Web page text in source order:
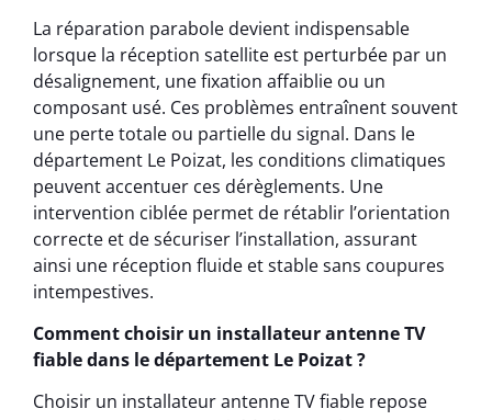
La réparation parabole devient indispensable
lorsque la réception satellite est perturbée par un
désalignement, une fixation affaiblie ou un
composant usé. Ces problèmes entraînent souvent
une perte totale ou partielle du signal. Dans le
département Le Poizat, les conditions climatiques
peuvent accentuer ces dérèglements. Une
intervention ciblée permet de rétablir l’orientation
correcte et de sécuriser l’installation, assurant
ainsi une réception fluide et stable sans coupures
intempestives.
Comment choisir un installateur antenne TV
fiable dans le département Le Poizat ?
Choisir un installateur antenne TV fiable repose